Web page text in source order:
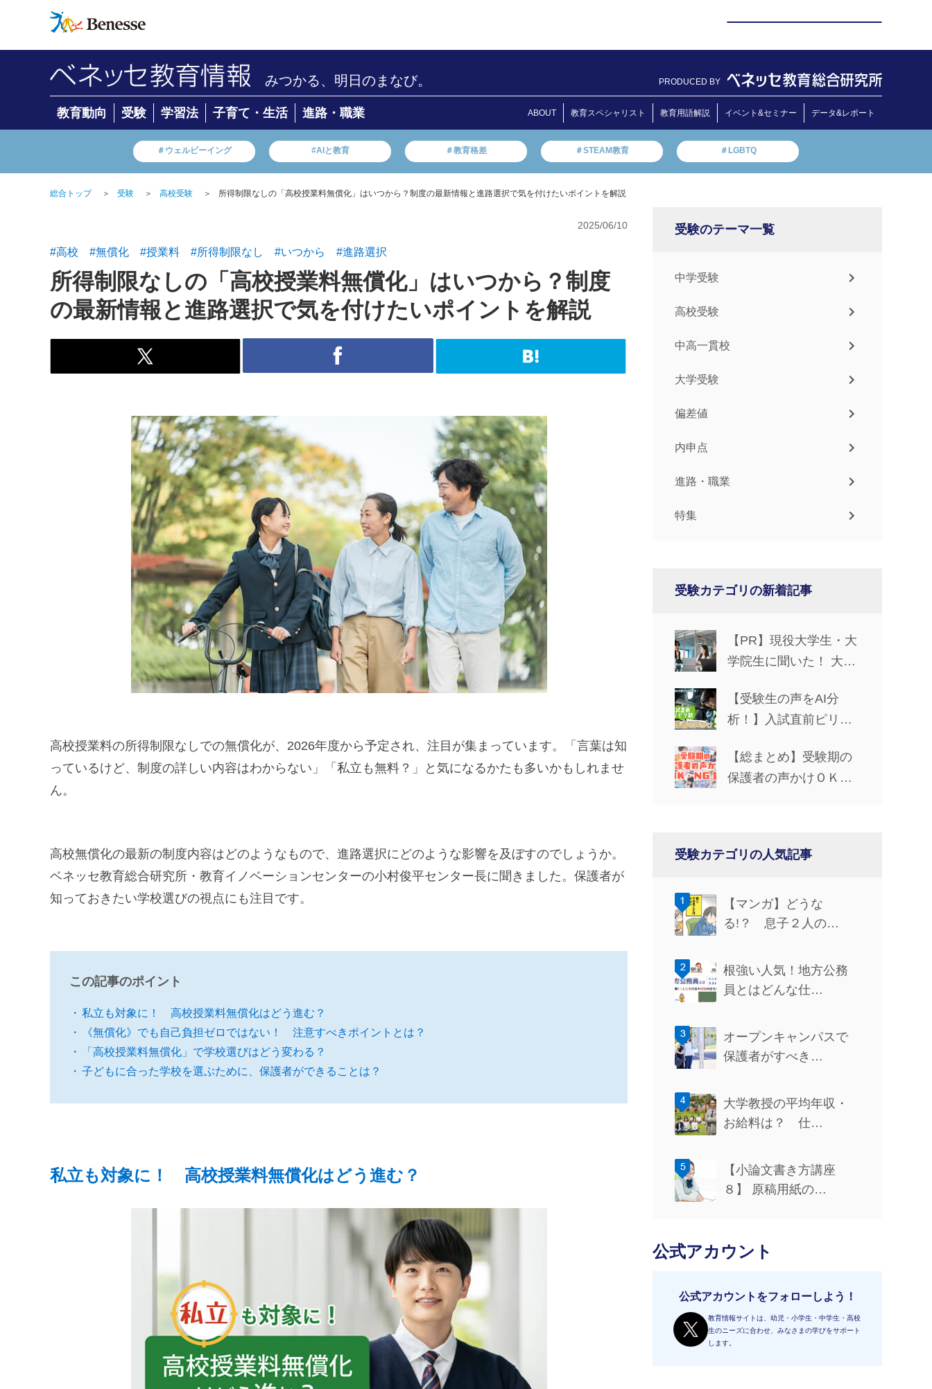
みつかる、明日のまなび。 PRODUCED BY
教育動向 受験 学習法 子育て・生活 進路・職業 ABOUT 教育スペシャリスト 教育用語解説 イベント&セミナー データ&レポート
＃ウェルビーイング #AIと教育 ＃教育格差 ＃STEAM教育 ＃LGBTQ
総合トップ ＞ 受験 ＞ 高校受験 ＞ 所得制限なしの「高校授業料無償化」はいつから？制度の最新情報と進路選択で気を付けたいポイントを解説
2025/06/10
#高校 #無償化 #授業料 #所得制限なし #いつから #進路選択
所得制限なしの「高校授業料無償化」はいつから？制度
の最新情報と進路選択で気を付けたいポイントを解説
高校授業料の所得制限なしでの無償化が、2026年度から予定され、注目が集まっています。「言葉は知
っているけど、制度の詳しい内容はわからない」「私立も無料？」と気になるかたも多いかもしれませ
ん。
高校無償化の最新の制度内容はどのようなもので、進路選択にどのような影響を及ぼすのでしょうか。
ベネッセ教育総合研究所・教育イノベーションセンターの小村俊平センター長に聞きました。保護者が
知っておきたい学校選びの視点にも注目です。
この記事のポイント
私立も対象に！ 高校授業料無償化はどう進む？
《無償化》でも自己負担ゼロではない！ 注意すべきポイントとは？
「高校授業料無償化」で学校選びはどう変わる？
子どもに合った学校を選ぶために、保護者ができることは？
私立も対象に！ 高校授業料無償化はどう進む？
受験のテーマ一覧
中学受験
高校受験
中高一貫校
大学受験
偏差値
内申点
進路・職業
特集
受験カテゴリの新着記事
【PR】現役大学生・大
学院生に聞いた！ 大学
の選び方
【受験生の声をAI分
析！】入試直前ピリピ
NG5
【総まとめ】受験期の
保護者の声かけＯＫ・
受験カテゴリの人気記事
【マンガ】どうな
る!？ 息子２人の…
根強い人気！地方公務
員とはどんな仕…
オープンキャンパスで
保護者がすべき…
大学教授の平均年収・
お給料は？ 仕…
【小論文書き方講座
８】 原稿用紙の…
公式アカウント
公式アカウントをフォローしよう！
教育情報サイトは、幼児・小学生・中学生・高校
生のニーズに合わせ、みなさまの学びをサポート
します。